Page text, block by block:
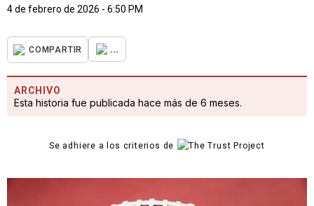
4 de febrero de 2026 - 6:50 PM
COMPARTIR ...
ARCHIVO
Esta historia fue publicada hace más de 6 meses.
Se adhiere a los criterios de